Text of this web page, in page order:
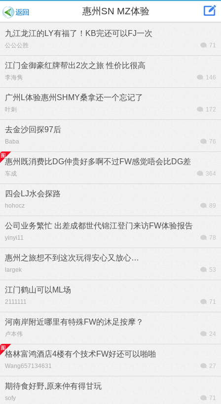
惠州SN MZ体验
九江龙江的LY有福了！KB完还可以FJ一次
公公公胜 71
江门金御豪红牌帮出2次之旅 性价比很高
李海隽 146
广州L体验惠州SHMY桑拿还一个忘记了
叶刺 172
去金沙回探97后
Baba 76
惠州既消费比DG仲贵好多啊不过FW感觉唔会比DG差
车成 364
四会LJ水会探路
hohocz 89
公司业务繁忙 出差成都世代锦江登门来访FW体验报告
yinyi11 78
惠州之旅想不到这次玩得安心又放心…
largek 53
江门鹤山可以ML场
2111111 71
河南岸附近哪里有特殊FW的沐足按摩？
卢本伟 24
格林富鸿酒店4楼有个技术FW好还可以啪啪
Wang657134631 27
期待食好野,原来仲有得甘玩
sofy 71